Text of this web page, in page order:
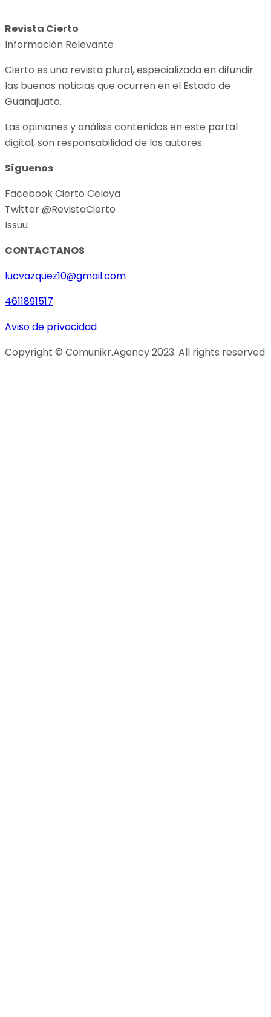
Revista Cierto
Información Relevante
Cierto es una revista plural, especializada en difundir
las buenas noticias que ocurren en el Estado de
Guanajuato.
Las opiniones y análisis contenidos en este portal
digital, son responsabilidad de los autores.
Síguenos
Facebook Cierto Celaya
Twitter @RevistaCierto
Issuu
CONTACTANOS
lucvazquez10@gmail.com
4611891517
Aviso de privacidad
Copyright © Comunikr.Agency 2023. All rights reserved